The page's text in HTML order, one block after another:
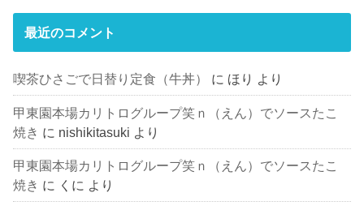
最近のコメント
喫茶ひさごで日替り定食（牛丼） に ほり より
甲東園本場カリトログループ笑ｎ（えん）でソースたこ
焼き に nishikitasuki より
甲東園本場カリトログループ笑ｎ（えん）でソースたこ
焼き に くに より